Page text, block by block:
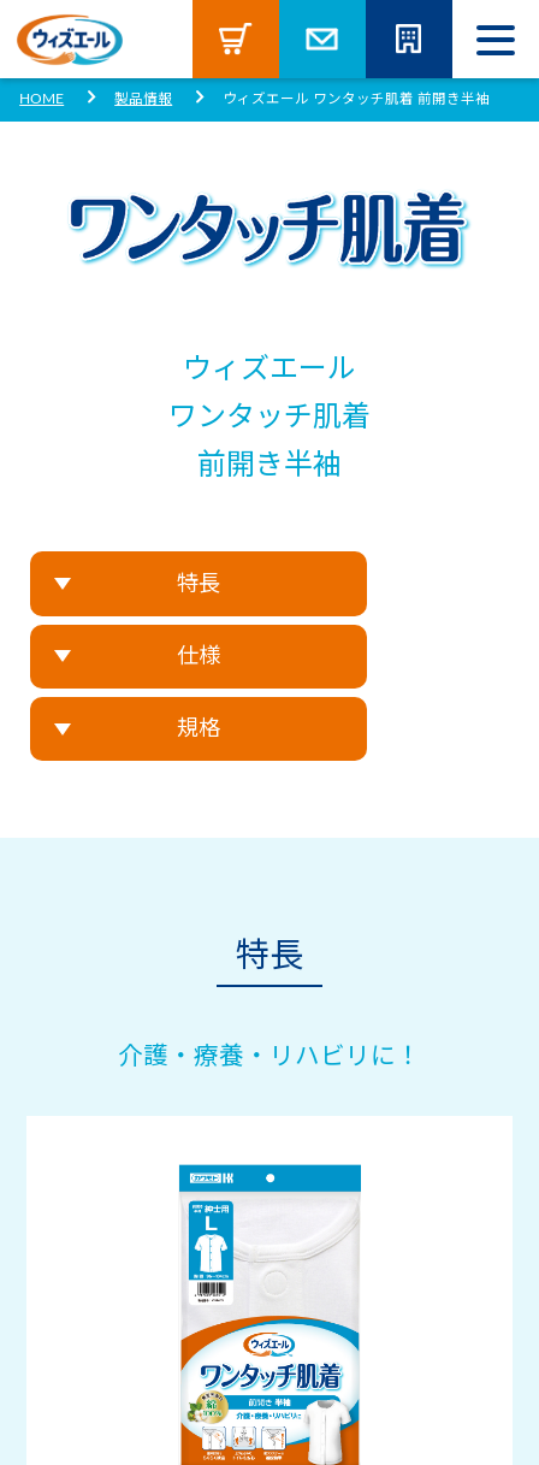
HOME 製品情報 ウィズエール ワンタッチ肌着 前開き半袖
ウィズエール
ワンタッチ肌着
前開き半袖
特長
仕様
規格
特長
介護・療養・リハビリに！